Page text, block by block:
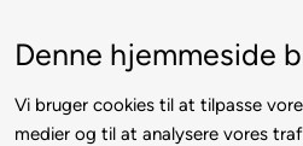
Denne hjemmeside
Vi bruger cookies til at tilpasse
medier og til at analysere vores